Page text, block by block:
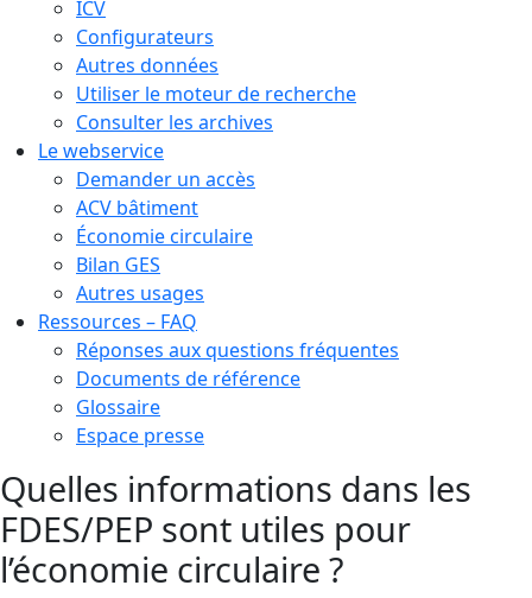
ICV
Configurateurs
Autres données
Utiliser le moteur de recherche
Consulter les archives
Le webservice
Demander un accès
ACV bâtiment
Économie circulaire
Bilan GES
Autres usages
Ressources – FAQ
Réponses aux questions fréquentes
Documents de référence
Glossaire
Espace presse
Quelles informations dans les
FDES/PEP sont utiles pour
l’économie circulaire ?